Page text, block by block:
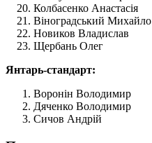
Колбасенко Анастасія
Віноградський Михайло
Новиков Владислав
Щербань Олег
Янтарь-стандарт:
Воронін Володимир
Дяченко Володимир
Сичов Андрій